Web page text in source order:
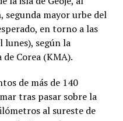
segunda mayor urbe del
en torno a las
lunes), según la
Corea (KMA).
de más de 140
tras pasar sobre la
al sureste de